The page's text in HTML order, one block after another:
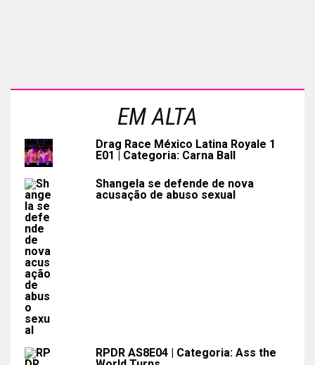
EM ALTA
Drag Race México Latina Royale 1
E01 | Categoria: Carna Ball
Shangela se defende de nova
acusação de abuso sexual
RPDR AS8E04 | Categoria: Ass the